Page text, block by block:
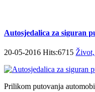
Autosjedalica za siguran
20-05-2016 Hits:6715
Prilikom putovanja